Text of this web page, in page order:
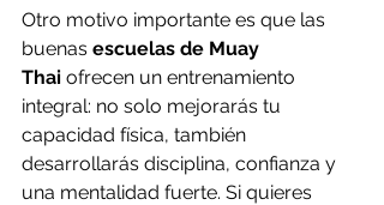
Otro motivo importante es que las
buenas escuelas de Muay
Thai ofrecen un entrenamiento
integral: no solo mejorarás tu
capacidad física, también
desarrollarás disciplina, confianza y
una mentalidad fuerte. Si quieres